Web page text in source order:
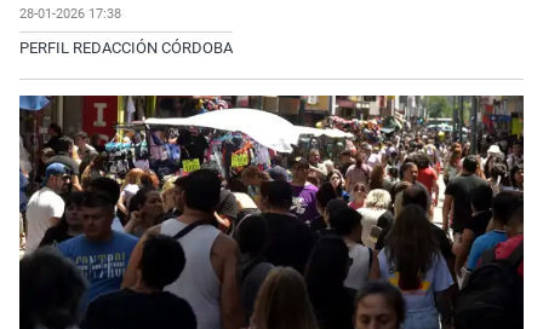
28-01-2026 17:38
PERFIL REDACCIÓN CÓRDOBA